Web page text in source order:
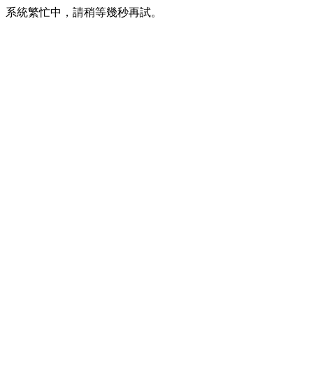
系統繁忙中，請稍等幾秒再試。